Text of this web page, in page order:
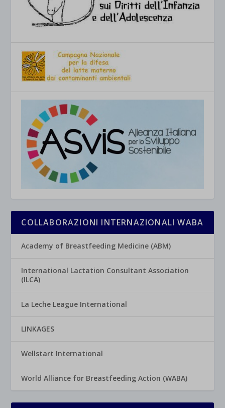
COLLABORAZIONI INTERNAZIONALI WABA
Academy of Breastfeeding Medicine (ABM)
International Lactation Consultant Association
(ILCA)
La Leche League International
LINKAGES
Wellstart International
World Alliance for Breastfeeding Action (WABA)